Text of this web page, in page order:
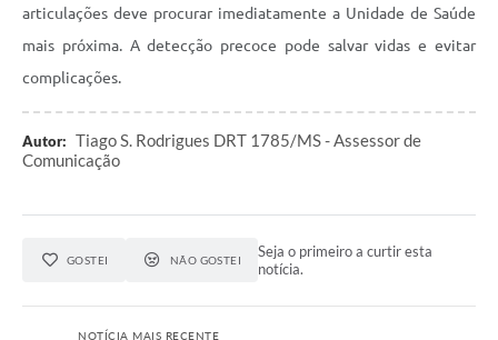
articulações deve procurar imediatamente a Unidade de Saúde
mais próxima. A detecção precoce pode salvar vidas e evitar
complicações.
Autor: Tiago S. Rodrigues DRT 1785/MS - Assessor de
Comunicação
GOSTEI NÃO GOSTEI
Seja o primeiro a curtir esta
notícia.
NOTÍCIA MAIS RECENTE